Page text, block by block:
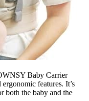
Baby Carrier
features. It’s
both the baby and the